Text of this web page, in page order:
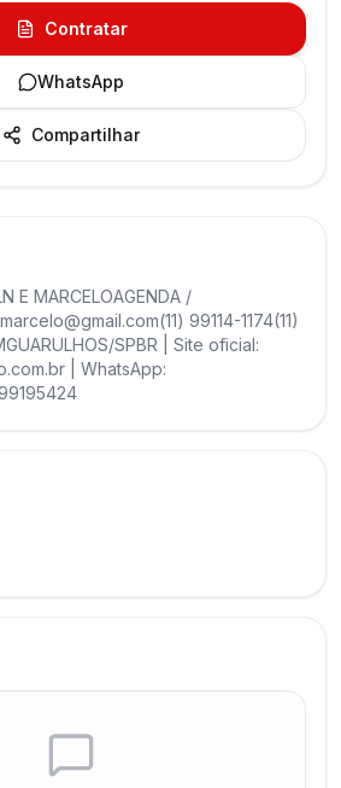
Contratar
WhatsApp
Compartilhar
E MARCELOAGENDA /
99114-1174(11)
SPBR | Site oficial:
| WhatsApp: